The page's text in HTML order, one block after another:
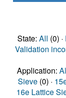
State: All (0) ·
Validation
Application:
Sieve (0) ·
16e Lattice